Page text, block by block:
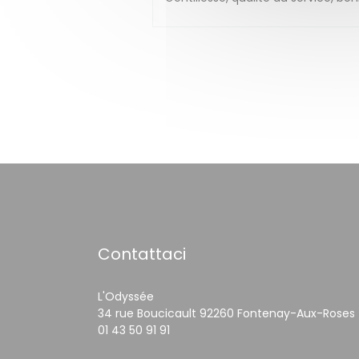
Contattaci
L'Odyssée
34 rue Boucicault 92260 Fontenay-Aux-Roses
01 43 50 91 91